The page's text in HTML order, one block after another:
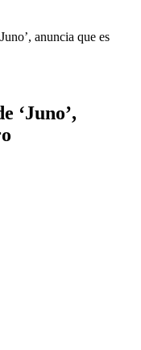
anuncia que es
‘Juno’,